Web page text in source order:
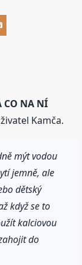
CO NA NÍ
Kamča.
mýt vodou
jemně, ale
dětský
když se to
kalciovou
do